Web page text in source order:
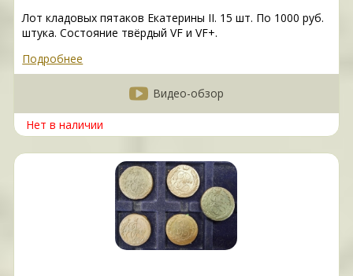
Лот кладовых пятаков Eкатерины II. 15 шт. По 1000 руб.
штука. Состояние твёрдый VF и VF+.
Подробнее
Видео-обзор
Нет в наличии